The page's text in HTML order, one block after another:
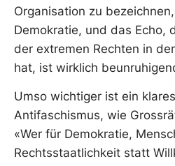
Organisation zu
Demokratie, und das Echo,
der extremen Rechten in
hat, ist wirklich
Umso wichtiger ist ein
Antifaschismus, wie
«Wer für Demokratie,
Rechtsstaatlichkeit statt